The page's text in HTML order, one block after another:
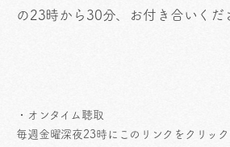
の23時から30分、お付き合いくだ
・オンタイム聴取
毎週金曜深夜23時にこのリンクをクリック